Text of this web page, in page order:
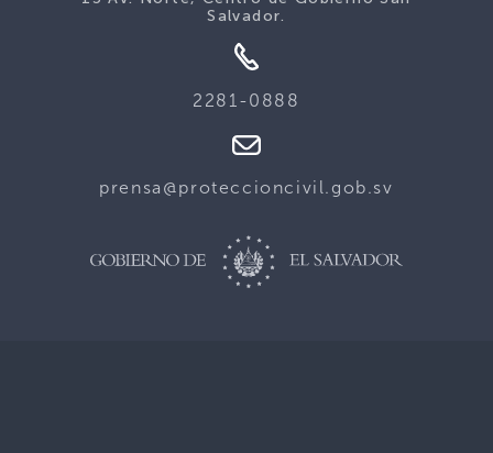
Salvador.
2281-0888
prensa@proteccioncivil.gob.sv